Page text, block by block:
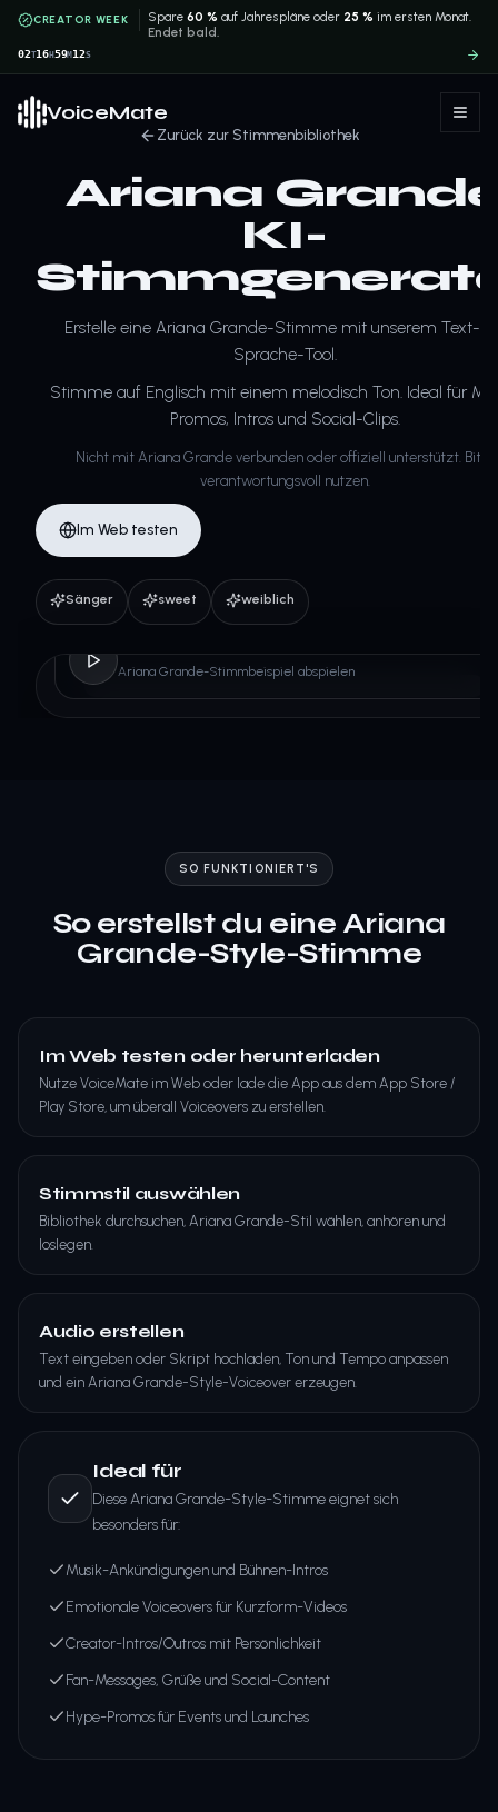
CREATOR WEEK Spare60 % auf Jahrespläne oder 25 % im ersten Monat.
Endet bald.
02T16H 59M 12S
VoiceMate
Zurück zur Stimmenbibliothek
Ariana
KI-
Erstelle eine Ariana Grande-Stimme mit unserem Text-
Sprache-Tool.
Stimme auf Englisch mit einem melodisch Ton. Ideal für
Promos, Intros und Social-Clips.
Nicht mit Ariana Grande verbunden oder offiziell unterstützt. Bitte
verantwortungsvoll nutzen.
Im Web testen
Sänger sweet weiblich
Ariana Grande-Stimmbeispiel abspielen
SO FUNKTIONIERT'S
So erstellst du eine Ariana
Grande-Style-Stimme
Im Web testen oder herunterladen
Nutze VoiceMate im Web oder lade die App aus dem App Store /
Play Store, um überall Voiceovers zu erstellen.
Stimmstil auswählen
Bibliothek durchsuchen, Ariana Grande-Stil wählen, anhören und
loslegen.
Audio erstellen
Text eingeben oder Skript hochladen, Ton und Tempo anpassen
und ein Ariana Grande-Style-Voiceover erzeugen.
Ideal für
Diese Ariana Grande-Style-Stimme eignet sich
besonders für:
Musik-Ankündigungen und Bühnen-Intros
Emotionale Voiceovers für Kurzform-Videos
Creator-Intros/Outros mit Persönlichkeit
Fan-Messages, Grüße und Social-Content
Hype-Promos für Events und Launches